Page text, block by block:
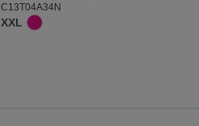
C13T04A34N
XXL